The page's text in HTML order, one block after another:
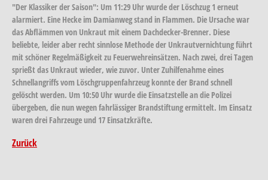
"Der Klassiker der Saison": Um 11:29 Uhr wurde der Löschzug 1 erneut
alarmiert. Eine Hecke im Damianweg stand in Flammen. Die Ursache war
das Abflämmen von Unkraut mit einem Dachdecker-Brenner. Diese
beliebte, leider aber recht sinnlose Methode der Unkrautvernichtung führt
mit schöner Regelmäßigkeit zu Feuerwehreinsätzen. Nach zwei, drei Tagen
sprießt das Unkraut wieder, wie zuvor. Unter Zuhilfenahme eines
Schnellangriffs vom Löschgruppenfahrzeug konnte der Brand schnell
gelöscht werden. Um 10:50 Uhr wurde die Einsatzstelle an die Polizei
übergeben, die nun wegen fahrlässiger Brandstiftung ermittelt. Im Einsatz
waren drei Fahrzeuge und 17 Einsatzkräfte.
Zurück